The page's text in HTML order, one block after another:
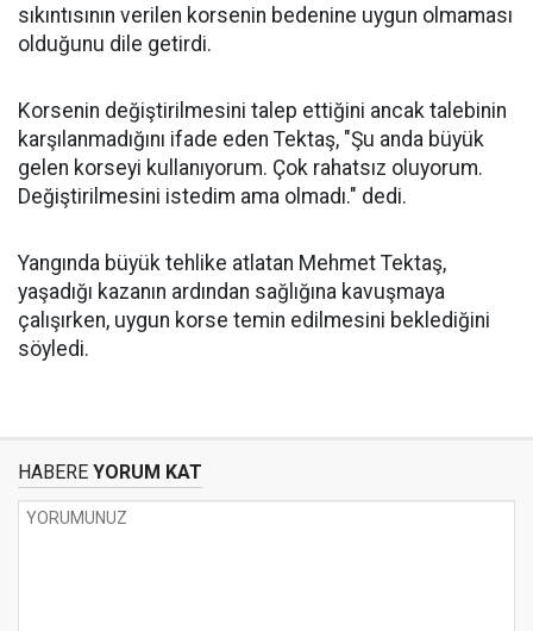
sıkıntısının verilen korsenin bedenine uygun olmaması
olduğunu dile getirdi.
Korsenin değiştirilmesini talep ettiğini ancak talebinin
karşılanmadığını ifade eden Tektaş, "Şu anda büyük
gelen korseyi kullanıyorum. Çok rahatsız oluyorum.
Değiştirilmesini istedim ama olmadı." dedi.
Yangında büyük tehlike atlatan Mehmet Tektaş,
yaşadığı kazanın ardından sağlığına kavuşmaya
çalışırken, uygun korse temin edilmesini beklediğini
söyledi.
HABERE YORUM KAT